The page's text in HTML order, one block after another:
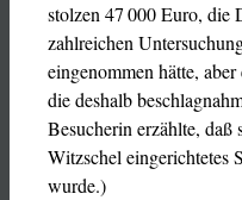
stolzen 47 000 Euro, die
zahlreichen
eingenommen hätte,
die deshalb
Besucherin erzählte,
Witzschel eingerichtetes
wurde.)